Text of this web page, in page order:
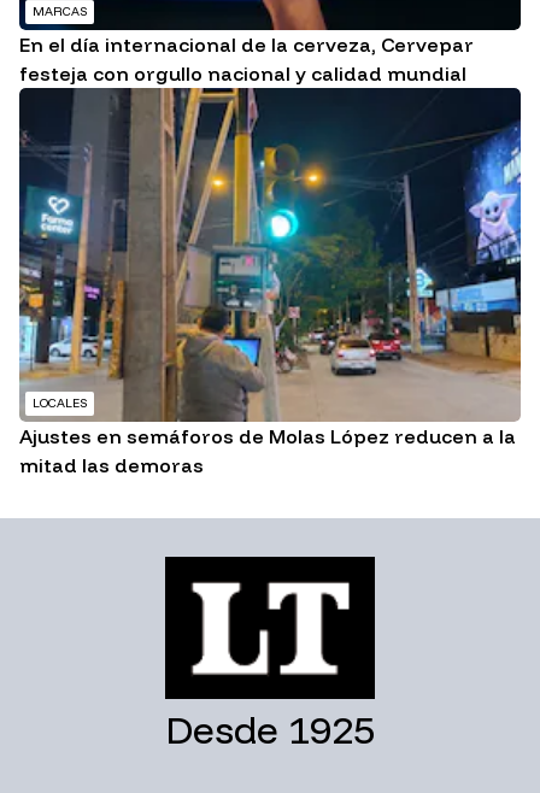
MARCAS
En el día internacional de la cerveza, Cervepar
festeja con orgullo nacional y calidad mundial
LOCALES
Ajustes en semáforos de Molas López reducen a la
mitad las demoras
Desde 1925